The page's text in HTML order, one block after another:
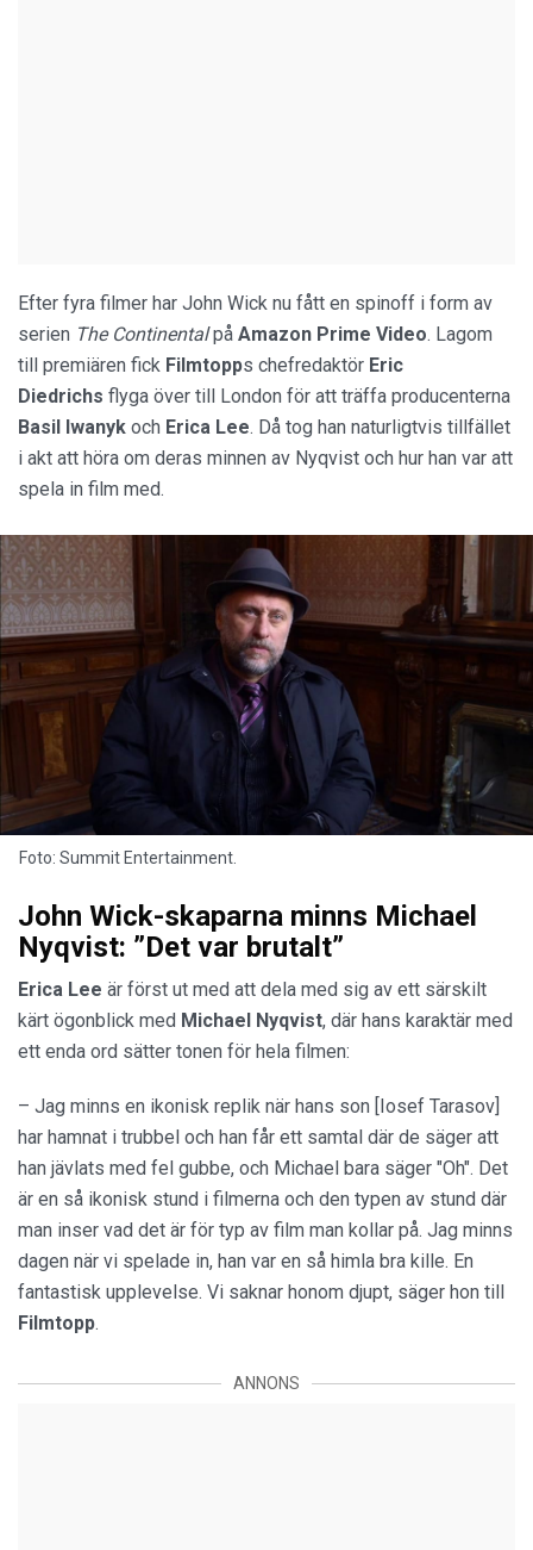
Efter fyra filmer har John Wick nu fått en spinoff i form av
serien The Continentalpå Amazon Prime Video. Lagom
till premiären fick Filmtopps chefredaktör Eric
Diedrichs flyga över till London för att träffa producenterna
Basil Iwanyk och Erica Lee. Då tog han naturligtvis tillfället
i akt att höra om deras minnen av Nyqvist och hur han var att
spela in film med.
Foto: Summit Entertainment.
John Wick-skaparna minns Michael
Nyqvist: ”Det var brutalt”
Erica Lee är först ut med att dela med sig av ett särskilt
kärt ögonblick med Michael Nyqvist, där hans karaktär med
ett enda ord sätter tonen för hela filmen:
– Jag minns en ikonisk replik när hans son [Iosef Tarasov]
har hamnat i trubbel och han får ett samtal där de säger att
han jävlats med fel gubbe, och Michael bara säger "Oh". Det
är en så ikonisk stund i filmerna och den typen av stund där
man inser vad det är för typ av film man kollar på. Jag minns
dagen när vi spelade in, han var en så himla bra kille. En
fantastisk upplevelse. Vi saknar honom djupt, säger hon till
Filmtopp.
ANNONS